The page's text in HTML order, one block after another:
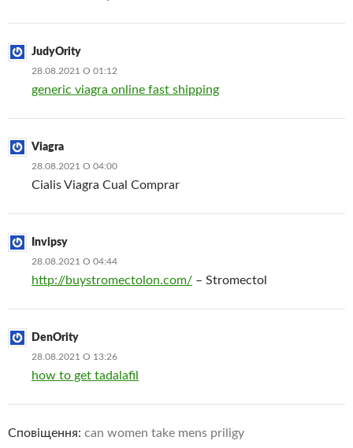
JudyOrity
28.08.2021 О 01:12
generic viagra online fast shipping
Viagra
28.08.2021 О 04:00
Cialis Viagra Cual Comprar
Invipsy
28.08.2021 О 04:44
http://buystromectolon.com/ – Stromectol
DenOrity
28.08.2021 О 13:26
how to get tadalafil
Сповіщення: can women take mens priligy